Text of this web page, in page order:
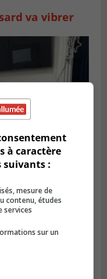
va vibrer
candidats
à caractère
suivants :
mesure de
contenu, études
services
sur un